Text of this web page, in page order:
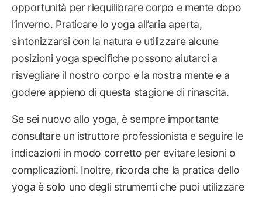
opportunità per riequilibrare corpo e mente dopo
l’inverno. Praticare lo yoga all’aria aperta,
sintonizzarsi con la natura e utilizzare alcune
posizioni yoga specifiche possono aiutarci a
risvegliare il nostro corpo e la nostra mente e a
godere appieno di questa stagione di rinascita.
Se sei nuovo allo yoga, è sempre importante
consultare un istruttore professionista e seguire le
indicazioni in modo corretto per evitare lesioni o
complicazioni. Inoltre, ricorda che la pratica dello
yoga è solo uno degli strumenti che puoi utilizzare